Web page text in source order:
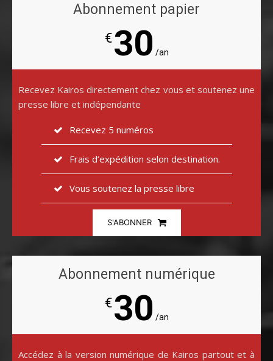
Abonnement papier
€30 /an
Recevez Kairos directement chez vous et soutenez une
presse libre et indépendante
Recevez 5 numéros
Frais d’expédition selon destination.
Vous soutenez la presse libre
S'ABONNER
Abonnement numérique
€30 /an
Accédez à la version numérique de Kairos partout et à